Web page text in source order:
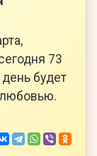
73
будет